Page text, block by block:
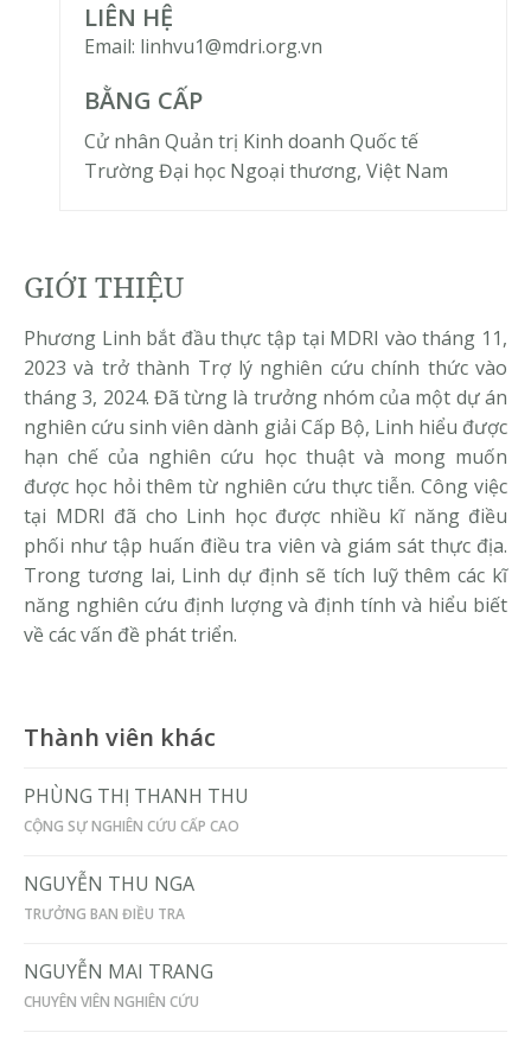
LIÊN HỆ
Email: linhvu1@mdri.org.vn
BẰNG CẤP
Cử nhân Quản trị Kinh doanh Quốc tế
Trường Đại học Ngoại thương, Việt Nam
GIỚI THIỆU
Phương Linh bắt đầu thực tập tại MDRI vào tháng 11,
2023 và trở thành Trợ lý nghiên cứu chính thức vào
tháng 3, 2024. Đã từng là trưởng nhóm của một dự án
nghiên cứu sinh viên dành giải Cấp Bộ, Linh hiểu được
hạn chế của nghiên cứu học thuật và mong muốn
được học hỏi thêm từ nghiên cứu thực tiễn. Công việc
tại MDRI đã cho Linh học được nhiều kĩ năng điều
phối như tập huấn điều tra viên và giám sát thực địa.
Trong tương lai, Linh dự định sẽ tích luỹ thêm các kĩ
năng nghiên cứu định lượng và định tính và hiểu biết
về các vấn đề phát triển.
Thành viên khác
PHÙNG THỊ THANH THU
CỘNG SỰ NGHIÊN CỨU CẤP CAO
NGUYỄN THU NGA
TRƯỞNG BAN ĐIỀU TRA
NGUYỄN MAI TRANG
CHUYÊN VIÊN NGHIÊN CỨU